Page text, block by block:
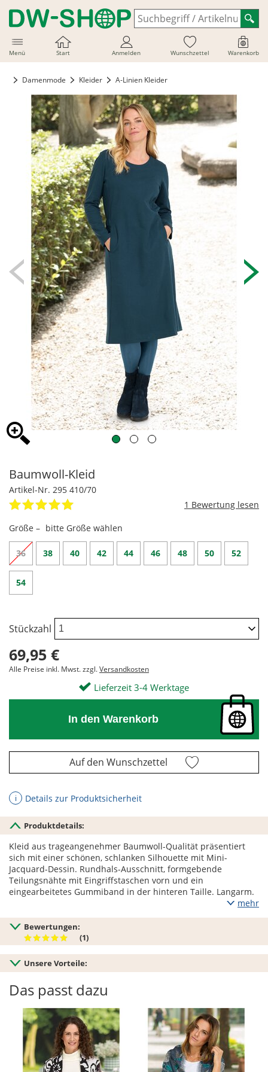
Menü Start Anmelden Wunschzettel Warenkorb
Damenmode Kleider A-Linien Kleider
Baumwoll-Kleid
Artikel-Nr. 295 410/70
1
Größe – bitte Größe wählen
36 38 40 42 44 46 48 50 52
54
Stückzahl
69,95 €
Alle Preise inkl. Mwst. zzgl.Versandkosten
Lieferzeit 3-4 Werktage
In den Warenkorb
Auf den Wunschzettel
ℹ Details zur Produktsicherheit
Produktdetails:
Kleid aus trageangenehmer Baumwoll-Qualität präsentiert
sich mit einer schönen, schlanken Silhouette mit Mini-
Jacquard-Dessin. Rundhals-Ausschnitt, formgebende
Teilungsnähte mit Eingriffstaschen vorn und ein
eingearbeitetes Gummiband in der hinteren Taille. Langarm.
mehr
Bewertungen:
(1)
Unsere Vorteile:
Das passt dazu